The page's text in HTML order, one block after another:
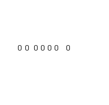
0 0 0 0 0 0 0